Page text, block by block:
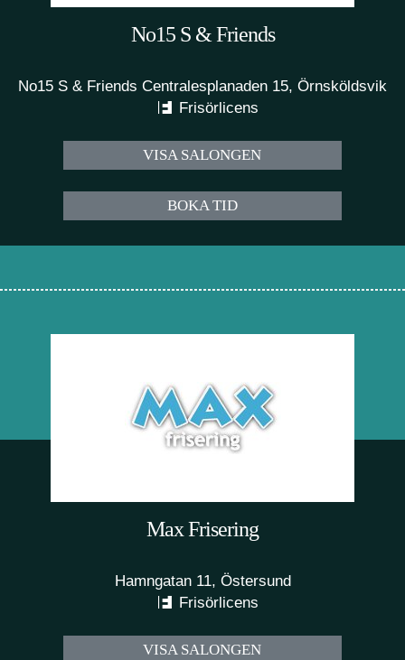
No15 S & Friends
No15 S & Friends Centralesplanaden 15, Örnsköldsvik
Frisörlicens
VISA SALONGEN
BOKA TID
Max Frisering
Hamngatan 11, Östersund
Frisörlicens
VISA SALONGEN